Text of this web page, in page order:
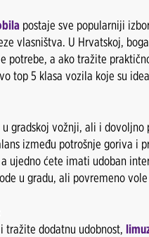
postaje sve popularniji
vlasništva. U Hrvatskoj,
potrebe, a ako tražite
top 5 klasa vozila koje su
gradskoj vožnji, ali i dovoljno
između potrošnje goriva i
ujedno ćete imati udoban
u gradu, ali povremeno
tražite dodatnu udobnost,